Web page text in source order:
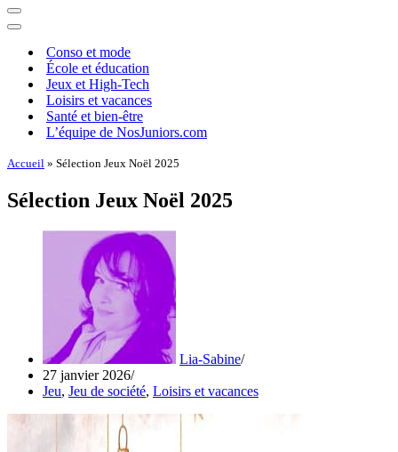
Menu
de
Menu
navigationConso et mode
École et éducation
Jeux et High-Tech
Loisirs et vacances
Santé et bien-être
L’équipe de NosJuniors.com
Accueil » Sélection Jeux Noël 2025
Sélection Jeux Noël 2025
Lia-Sabine
27 janvier 2026
Jeu, Jeu de société, Loisirs et vacances